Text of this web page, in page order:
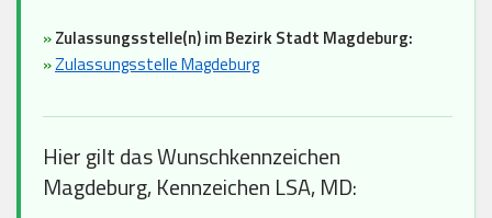
»Zulassungsstelle(n) im Bezirk Stadt Magdeburg:
»Zulassungsstelle Magdeburg
Hier gilt das Wunschkennzeichen
Magdeburg, Kennzeichen LSA, MD: